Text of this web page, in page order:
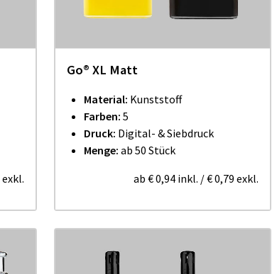
exkl.
Go® XL Matt
Material: Kunststoff
Farben: 5
Druck: Digital- & Siebdruck
Menge: ab 50 Stück
ab € 0,94 inkl. /€ 0,79 exkl.